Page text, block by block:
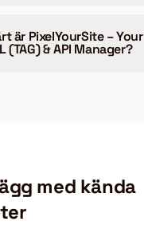
är PixelYourSite – Your
(TAG) & API Manager?
med kända